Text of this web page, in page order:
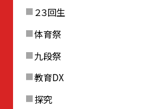
２３回生
体育祭
九段祭
教育DX
探究